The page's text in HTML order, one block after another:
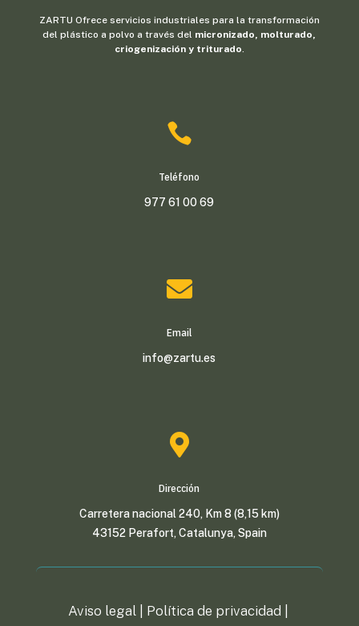
ZARTU Ofrece servicios industriales para la transformación
del plástico a polvo a través del micronizado, molturado,
criogenización y triturado

Teléfono
977 61 00 69

Email
info@zartu.es

Dirección
Carretera nacional 240, Km 8 (8,15 km)
43152 Perafort, Catalunya, Spain
Aviso legal | Política de privacidad